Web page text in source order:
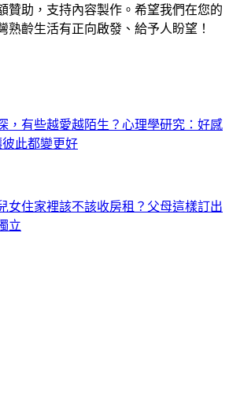
贊助，支持內容製作。希望我們在您的
熟齡生活有正向啟發、給予人盼望！
，有些越愛越陌生？心理學研究：好感
此都變更好
女住家裡該不該收房租？父母這樣訂出
立